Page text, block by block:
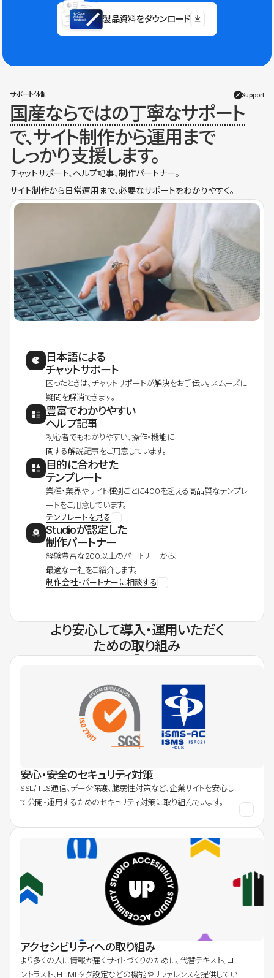
製品資料をダウンロード
サポート体制 Support
国産ならではの丁寧なサポート
で、サイト制作から運用まで
しっかり支援します。
チャットサポート、ヘルプ記事、制作パートナー。
サイト制作から日常運用まで、必要なサポートをわかりやすく。
日本語による
チャットサポート
困ったときは、チャットサポートが解決をお手伝い。スムーズに
疑問を解消できます。
豊富でわかりやすい
ヘルプ記事
初心者でもわかりやすい、操作・機能に
関する解説記事をご用意しています。
目的に合わせた
テンプレート
業種・業界やサイト種別ごとに400を超える高品質なテンプレ
ートをご用意しています。
テンプレートを見る
Studioが認定した
制作パートナー
経験豊富な200以上のパートナーから、
最適な一社をご紹介します。
制作会社・パートナーに相談する
より安心して導入・運用いただく
ための取り組み
安心・安全のセキュリティ対策
SSL/TLS通信、データ保護、脆弱性対策など、企業サイトを安心し
て公開・運用するためのセキュリティ対策に取り組んでいます。
アクセシビリティへの取り組み
より多くの人に情報が届くサイトづくりのために、代替テキスト、コ
ントラスト、HTMLタグ設定などの機能やリファレンスを提供してい